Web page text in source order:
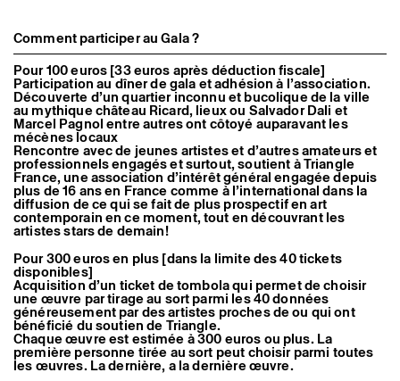
Comment participer au Gala ?
Pour 100 euros [33 euros après déduction fiscale]
Participation au dîner de gala et adhésion à l’association.
Découverte d’un quartier inconnu et bucolique de la ville
au mythique château Ricard, lieux ou Salvador Dali et
Marcel Pagnol entre autres ont côtoyé auparavant les
mécènes locaux
Rencontre avec de jeunes artistes et d’autres amateurs et
professionnels engagés et surtout, soutient à Triangle
France, une association d’intérêt général engagée depuis
plus de 16 ans en France comme à l’international dans la
diffusion de ce qui se fait de plus prospectif en art
contemporain en ce moment, tout en découvrant les
artistes stars de demain!
Pour 300 euros en plus [dans la limite des 40 tickets
disponibles]
Acquisition d’un ticket de tombola qui permet de choisir
une œuvre par tirage au sort parmi les 40 données
généreusement par des artistes proches de ou qui ont
bénéficié du soutien de Triangle.
Chaque œuvre est estimée à 300 euros ou plus. La
première personne tirée au sort peut choisir parmi toutes
les œuvres. La dernière, a la dernière œuvre.